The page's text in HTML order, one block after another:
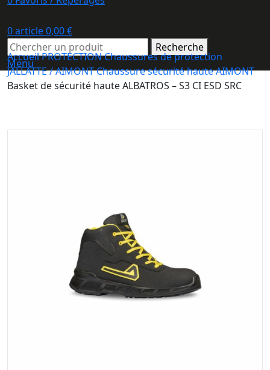
0article0,00€
Recherche
Menu
AccueilPROTECTIONChaussures de protection
JALLATTE / AIMONTChaussure sécurité haute AIMONT
Basket de sécurité haute ALBATROS – S3 CI ESD SRC